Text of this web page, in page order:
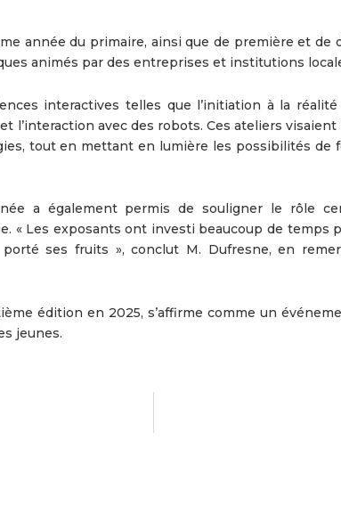
année du primaire, ainsi que de première et de
animés par des entreprises et institutions
interactives telles que l’initiation à la réalité
l’interaction avec des robots. Ces ateliers
tout en mettant en lumière les possibilités de
a également permis de souligner le rôle
« Les exposants ont investi beaucoup de temps
ses fruits », conclut M. Dufresne, en
édition en 2025, s’affirme comme un
jeunes.